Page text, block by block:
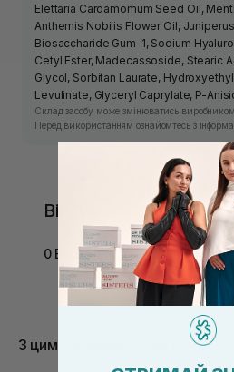
Elettaria Cardamomum Seed Oil,
Anthemis Nobilis Flower Oil,
Biosaccharide Gum-1, Sodium
Cetyl Ester, Madecassoside, Stearic
Glycol, Sorbitan Laurate,
Levulinate, Glyceryl Caprylate, P-
Склад засобу може змінюватись виробником.
Перед використанням ознайомтесь з
Відгуки
0 Відгуків
З цим товаром купують